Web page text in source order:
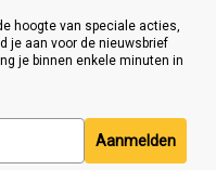
hoogte van speciale acties,
je aan voor de nieuwsbrief
je binnen enkele minuten in
Aanmelden